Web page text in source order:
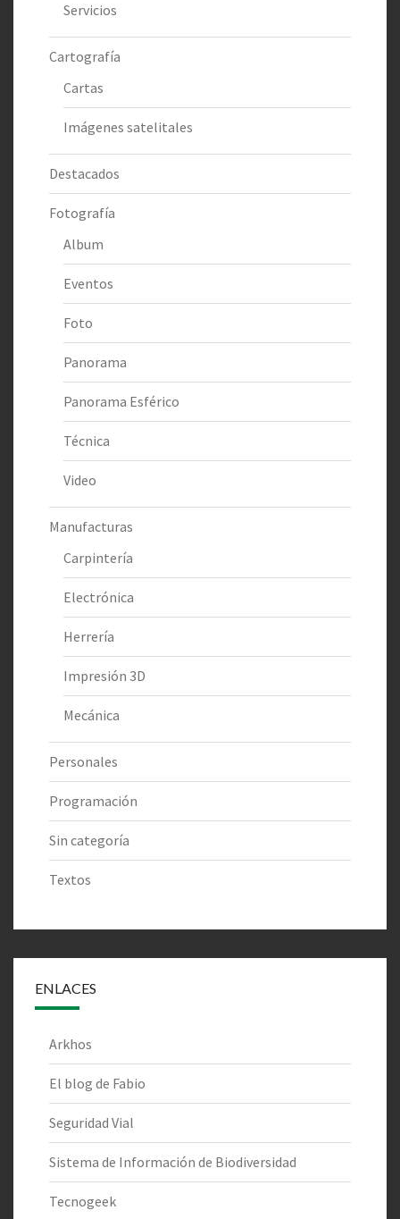
Servicios
Cartografía
Cartas
Imágenes satelitales
Destacados
Fotografía
Album
Eventos
Foto
Panorama
Panorama Esférico
Técnica
Video
Manufacturas
Carpintería
Electrónica
Herrería
Impresión 3D
Mecánica
Personales
Programación
Sin categoría
Textos
ENLACES
Arkhos
El blog de Fabio
Seguridad Vial
Sistema de Información de Biodiversidad
Tecnogeek